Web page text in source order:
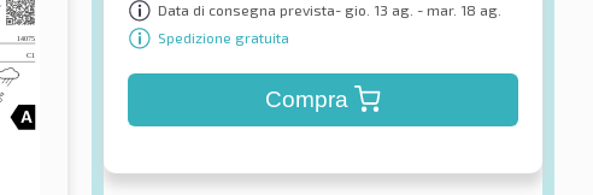
Data di consegna prevista- gio. 13 ag. - mar. 18 ag.
Spedizione gratuita
Compra